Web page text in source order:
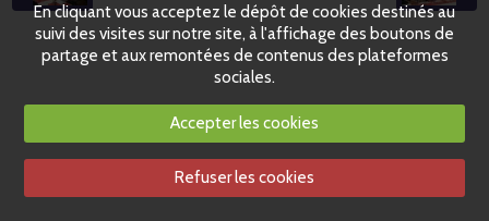
En cliquant vous acceptez le dépôt de cookies destinés au
suivi des visites sur notre site, à l'affichage des boutons de
partage et aux remontées de contenus des plateformes
sociales.
Accepter les cookies
Refuser les cookies